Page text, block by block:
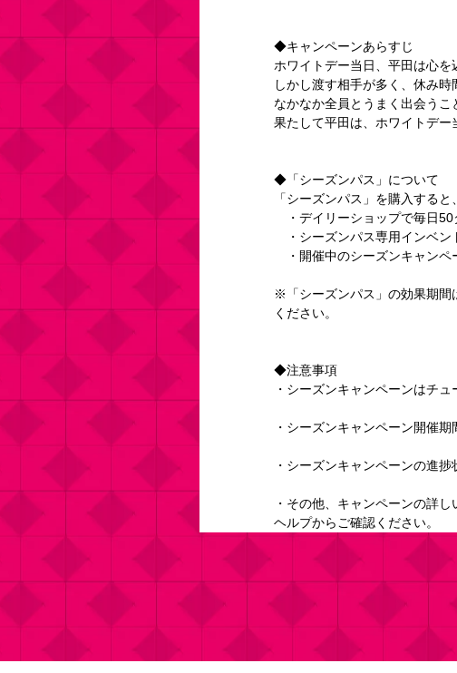
◆キャンペーンあらすじ
ホワイトデー当日、平田は心を
しかし渡す相手が多く、休み時
なかなか全員とうまく出会うこ
果たして平田は、ホワイトデー
◆「シーズンパス」について
「シーズンパス」を購入する
・デイリーショップで毎日50
・シーズンパス専用インベン
・開催中のシーズンキャンペ
※「シーズンパス」の効果期間
ください。
◆注意事項
・シーズンキャンペーンはチ
・シーズンキャンペーン開催
・シーズンキャンペーンの進
・その他、キャンペーンの詳
ヘルプからご確認ください。